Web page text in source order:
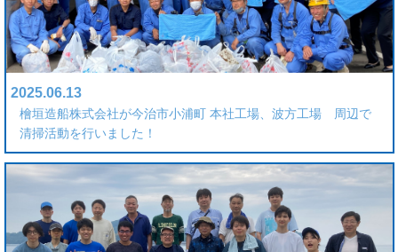
2025.06.13
檜垣造船株式会社が今治市小浦町 本社工場、波方工場 周辺で
清掃活動を行いました！